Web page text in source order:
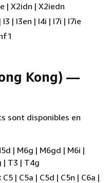
| X2idn | X2iedn
I3 | I3en | I4i | I7i | I7ie
Kong) —
sont disponibles en
| M6g | M6gd | M6i |
| T3 | T4g
C5 | C5a | C5d | C5n | C6a |